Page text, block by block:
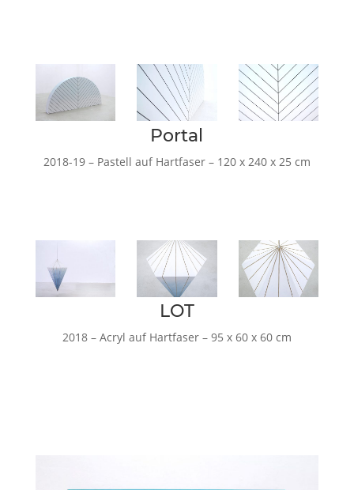
Portal
2018-19 – Pastell auf Hartfaser – 120 x 240 x 25 cm
LOT
2018 – Acryl auf Hartfaser – 95 x 60 x 60 cm